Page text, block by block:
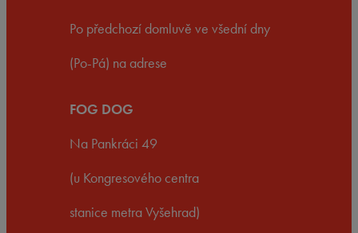
Po předchozí domluvě ve všední dny
(Po-Pá) na adrese
FOG DOG
Na Pankráci 49
(u Kongresového centra
stanice metra Vyšehrad)